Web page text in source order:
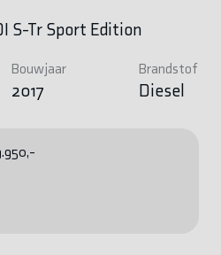
S-Tr Sport Edition
Bouwjaar
2017
Brandstof
Diesel